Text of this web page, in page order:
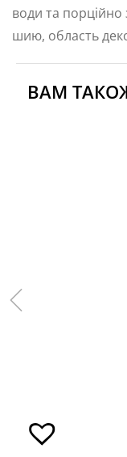
води та
шию, область
ВАМ